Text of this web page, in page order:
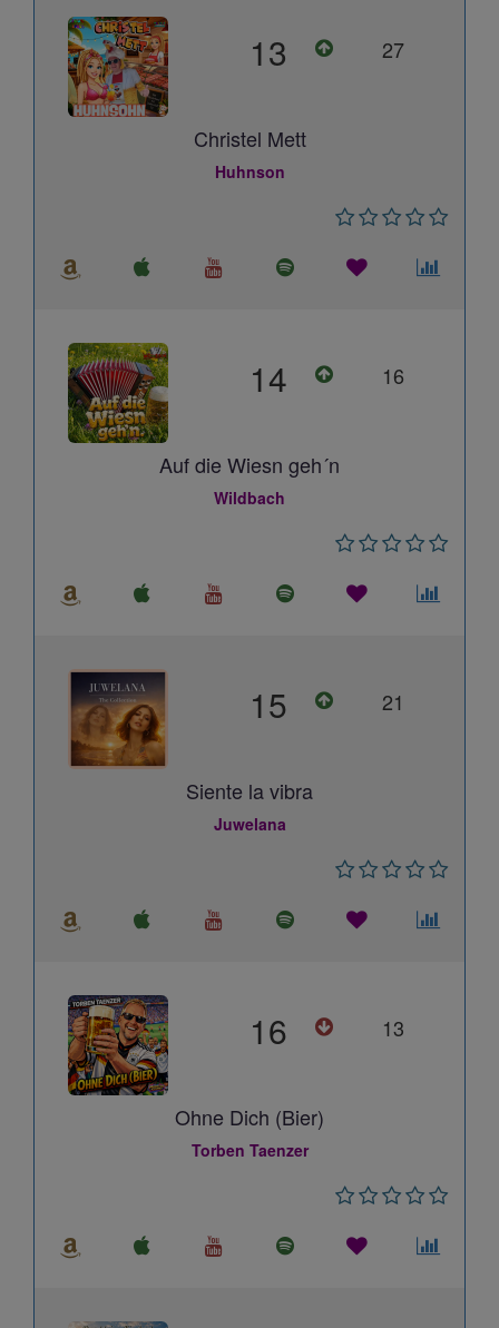
13 27
Christel Mett
Huhnson
14 16
Auf die Wiesn geh´n
Wildbach
15 21
Siente la vibra
Juwelana
16 13
Ohne Dich (Bier)
Torben Taenzer